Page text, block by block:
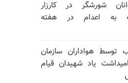
شورشگر در کارزار
به اعدام در هفته
توسط هواداران سازمان
یاد شهیدان قیام